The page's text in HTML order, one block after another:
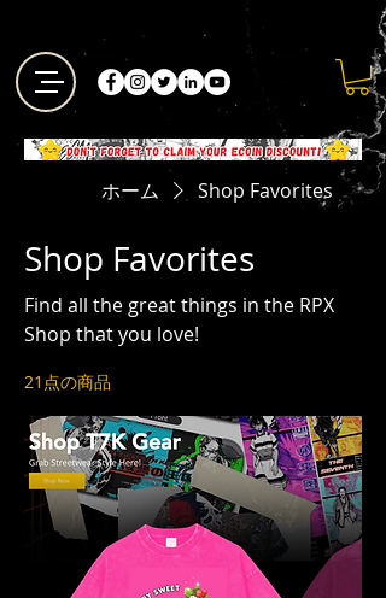
ホーム Shop Favorites
Shop Favorites
Find all the great things in the RPX
Shop that you love!
21点の商品